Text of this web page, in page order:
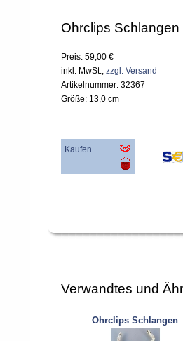
Ohrclips Schlangen
Preis: 59,00 €
inkl. MwSt., zzgl. Versand
Artikelnummer: 32367
Größe: 13,0 cm
Kaufen
Verwandtes und
Ohrclips Schlangen